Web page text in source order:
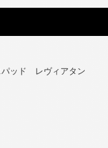
ッド レヴィアタン